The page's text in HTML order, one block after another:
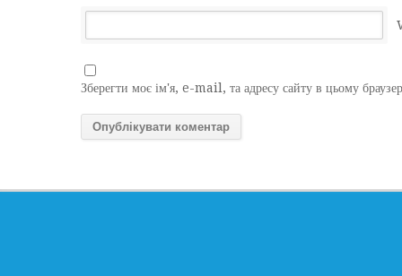
Зберегти моє ім'я, e-mail, та адресу сайту в цьому